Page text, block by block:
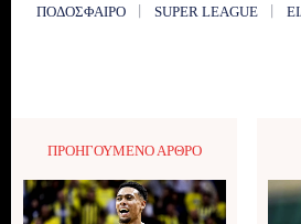
ΠΟΔΌΣΦΑΙΡΟ
SUPER LEAGUE
ΠΡΟΗΓΟΎΜΕΝΟ ΆΡΘΡΟ